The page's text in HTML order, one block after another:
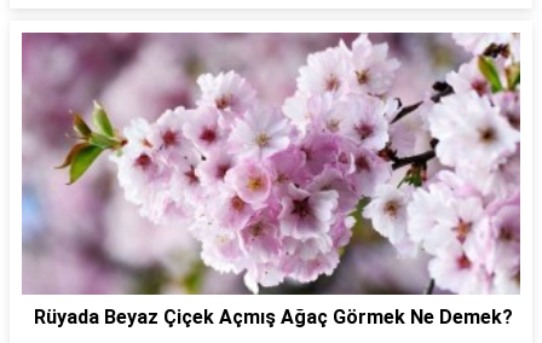
Rüyada Beyaz Çiçek Açmış Ağaç Görmek Ne Demek?